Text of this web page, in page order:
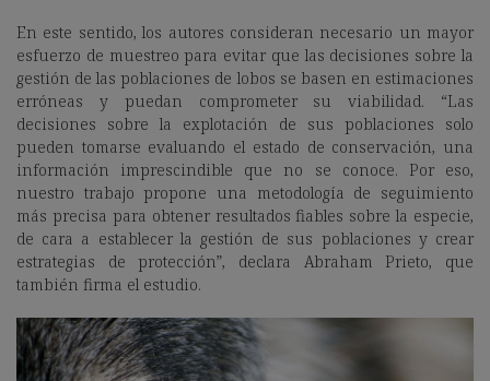
En este sentido, los autores consideran necesario un mayor
esfuerzo de muestreo para evitar que las decisiones sobre la
gestión de las poblaciones de lobos se basen en estimaciones
erróneas y puedan comprometer su viabilidad. “Las
decisiones sobre la explotación de sus poblaciones solo
pueden tomarse evaluando el estado de conservación, una
información imprescindible que no se conoce. Por eso,
nuestro trabajo propone una metodología de seguimiento
más precisa para obtener resultados fiables sobre la especie,
de cara a establecer la gestión de sus poblaciones y crear
estrategias de protección”, declara Abraham Prieto, que
también firma el estudio.